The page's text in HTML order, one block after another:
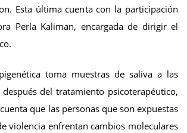
Esta última cuenta con la participación
Perla Kaliman, encargada de dirigir el
toma muestras de saliva a las
del tratamiento psicoterapéutico,
que las personas que son expuestas
violencia enfrentan cambios moleculares